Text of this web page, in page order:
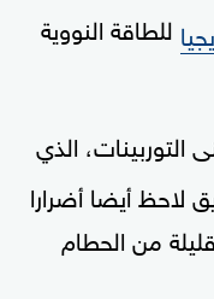
للطاقة النووية
التوربينات، الذي
لاحظ أيضا أضرارا
من الحطام